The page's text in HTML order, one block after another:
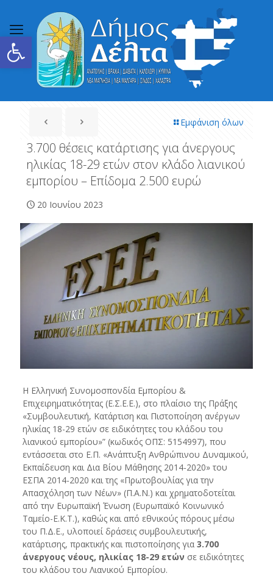
Ανοίξτε τη γραμμή εργαλείων
Εμφάνιση όλων
3.700 θέσεις κατάρτισης για άνεργους
ηλικίας 18-29 ετών στον κλάδο λιανικού
εμπορίου – Επίδομα 2.500 ευρώ
20 Ιουνίου 2023
Η Ελληνική Συνομοσπονδία Εμπορίου &
Επιχειρηματικότητας (Ε.Σ.Ε.Ε.), στο πλαίσιο της Πράξης
«Συμβουλευτική, Κατάρτιση και Πιστοποίηση ανέργων
ηλικίας 18-29 ετών σε ειδικότητες του κλάδου του
λιανικού εμπορίου»” (κωδικός ΟΠΣ: 5154997), που
εντάσσεται στο Ε.Π. «Ανάπτυξη Ανθρώπινου Δυναμικού,
Εκπαίδευση και Δια Βίου Μάθησης 2014-2020» του
ΕΣΠΑ 2014-2020 και της «Πρωτοβουλίας για την
Απασχόληση των Νέων» (Π.Α.Ν.) και χρηματοδοτείται
από την Ευρωπαϊκή Ένωση (Ευρωπαϊκό Κοινωνικό
Ταμείο-Ε.Κ.Τ.), καθώς και από εθνικούς πόρους μέσω
του Π.Δ.Ε., υλοποιεί δράσεις συμβουλευτικής,
κατάρτισης, πρακτικής και πιστοποίησης για 3.700
άνεργους νέους, ηλικίας 18-29 ετών σε ειδικότητες
του κλάδου του Λιανικού Εμπορίου.